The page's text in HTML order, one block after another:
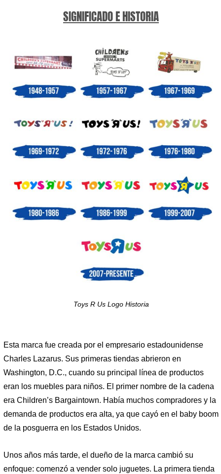
SIGNIFICADO E HISTORIA
Toys R Us Logo Historia
Esta marca fue creada por el empresario estadounidense
Charles Lazarus. Sus primeras tiendas abrieron en
Washington, D.C., cuando su principal línea de productos
eran los muebles para niños. El primer nombre de la cadena
era Children’s Bargaintown. Había muchos compradores y la
demanda de productos era alta, ya que cayó en el baby boom
de la posguerra en los Estados Unidos.
Unos años más tarde, el dueño de la marca cambió su
enfoque: comenzó a vender solo juguetes. La primera tienda